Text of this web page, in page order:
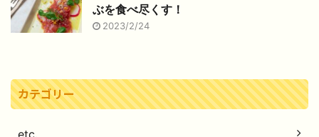
ぶを食べ尽くす！
2023/2/24
カテゴリー
etc.